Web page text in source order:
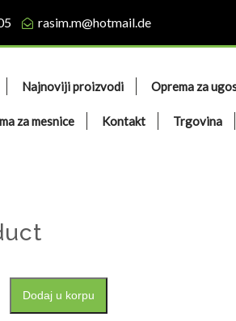
rasim.m@hotmail.de
Najnoviji proizvodi Oprema za
za mesnice Kontakt Trgovina
Dodaj u korpu